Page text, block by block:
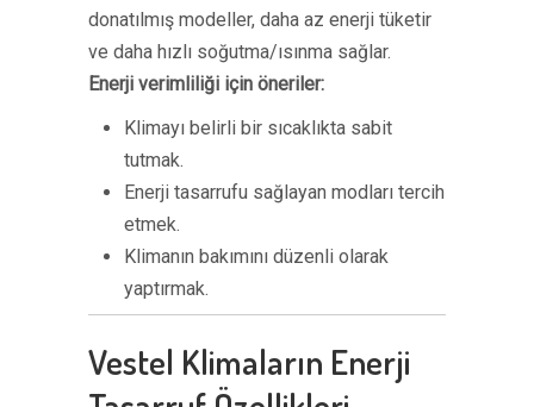
donatılmış modeller, daha az enerji tüketir
ve daha hızlı soğutma/ısınma sağlar.
Enerji verimliliği için öneriler:
Klimayı belirli bir sıcaklıkta sabit
tutmak.
Enerji tasarrufu sağlayan modları tercih
etmek.
Klimanın bakımını düzenli olarak
yaptırmak.
Vestel Klimaların Enerji